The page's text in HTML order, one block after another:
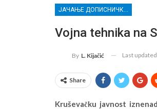
Vojna tehnika na
By L. Kijačić Last updated
Share
Kruševačku javnost